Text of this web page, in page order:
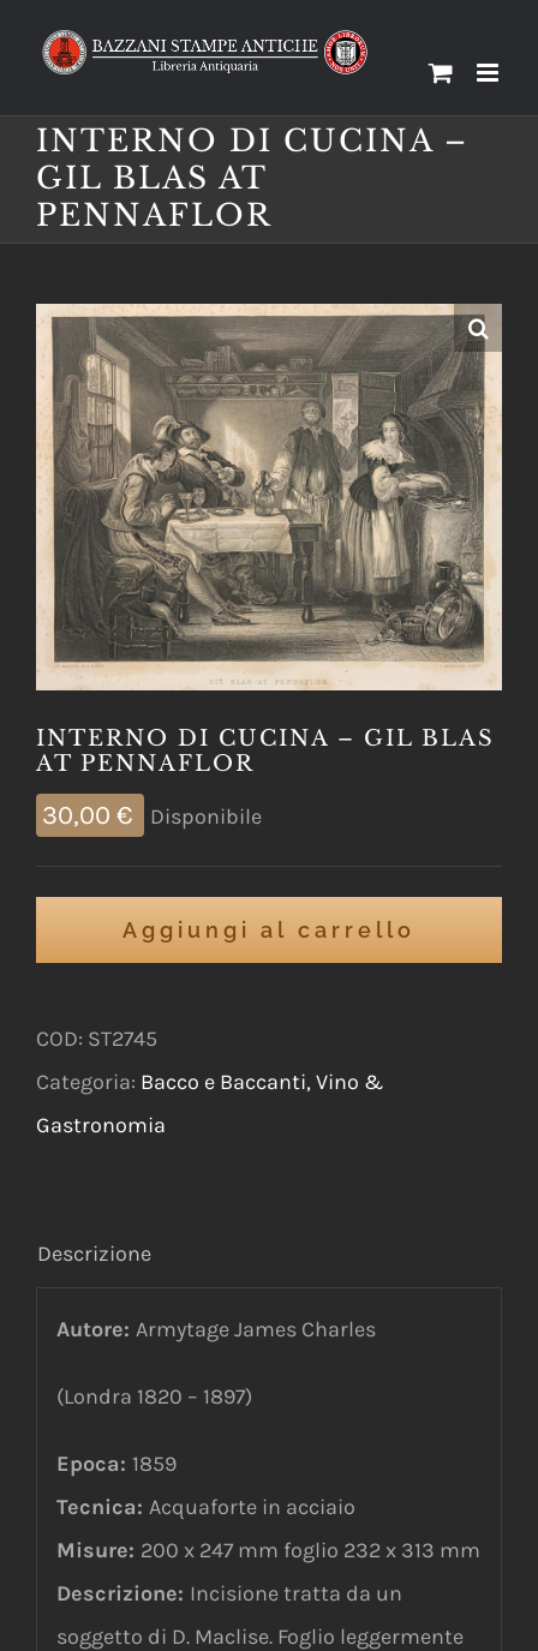
INTERNO DI CUCINA –
GIL BLAS AT
PENNAFLOR
INTERNO DI CUCINA – GIL BLAS
AT PENNAFLOR
30,00 € Disponibile
Aggiungi al carrello
COD: ST2745
Categoria: Bacco e Baccanti, Vino &
Gastronomia
Descrizione
Autore: Armytage James Charles
(Londra 1820 – 1897)
Epoca: 1859
Tecnica: Acquaforte in acciaio
Misure: 200 x 247 mm foglio 232 x 313 mm
Descrizione: Incisione tratta da un
soggetto di D. Maclise. Foglio leggermente